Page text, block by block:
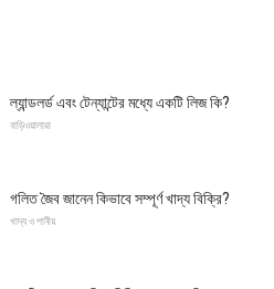
ল্যান্ডলর্ড এবং টেন্যান্টের মধ্যে একটি লিজ কি?
বাড়িওয়ালারা
গলিত জৈব জানেন কিভাবে সম্পূর্ণ খাদ্য বিক্রি?
খাদ্য ও পানীয়